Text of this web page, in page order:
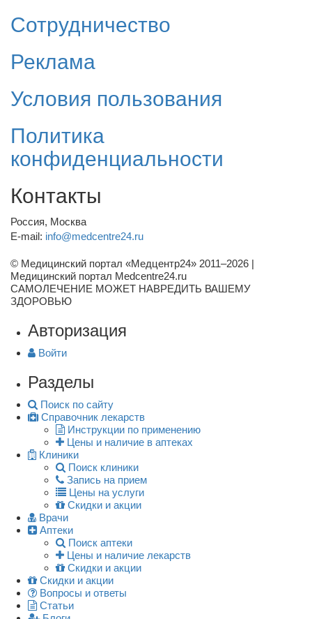
Сотрудничество
Реклама
Условия пользования
Политика
конфиденциальности
Контакты
Россия, Москва
E-mail: info@medcentre24.ru
© Медицинский портал «Медцентр24» 2011–2026 |
Медицинский портал Medcentre24.ru
САМОЛЕЧЕНИЕ МОЖЕТ НАВРЕДИТЬ ВАШЕМУ
ЗДОРОВЬЮ
Авторизация
Войти
Разделы
Поиск по сайту
Справочник лекарств
Инструкции по применению
Цены и наличие в аптеках
Клиники
Поиск клиники
Запись на прием
Цены на услуги
Скидки и акции
Врачи
Аптеки
Поиск аптеки
Цены и наличие лекарств
Скидки и акции
Скидки и акции
Вопросы и ответы
Статьи